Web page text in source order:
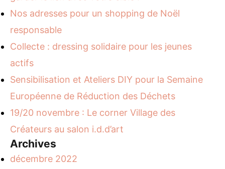
Nos adresses pour un shopping de Noël
responsable
Collecte : dressing solidaire pour les jeunes
actifs
Sensibilisation et Ateliers DIY pour la Semaine
Européenne de Réduction des Déchets
19/20 novembre : Le corner Village des
Créateurs au salon i.d.d’art
Archives
décembre 2022